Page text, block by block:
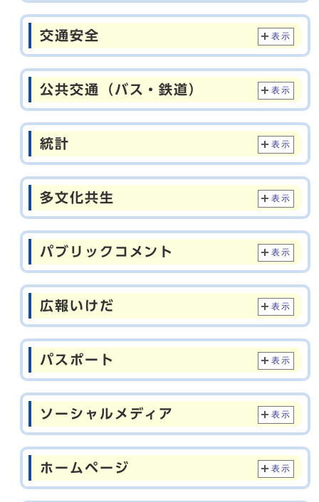
交通安全 表示
公共交通（バス・鉄道） 表示
統計 表示
多文化共生 表示
パブリックコメント 表示
広報いけだ 表示
パスポート 表示
ソーシャルメディア 表示
ホームページ 表示